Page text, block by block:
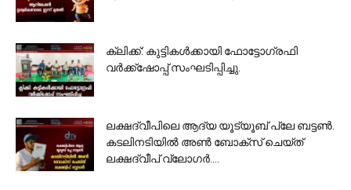
ക്ലിക്ക്: കുട്ടികൾക്കായി ഫോട്ടോഗ്രഫി
വർക്ക്‌ഷോപ്പ് സംഘടിപ്പിച്ചു.
ലക്ഷദ്വീപിലെ ആദ്യ യൂട്യൂബ് പ്ലേ ബട്ടൺ.
കടലിനടിയിൽ അൺ ബോക്സ് ചെയ്ത്
ലക്ഷദ്വീപ് വ്ലോഗർ....